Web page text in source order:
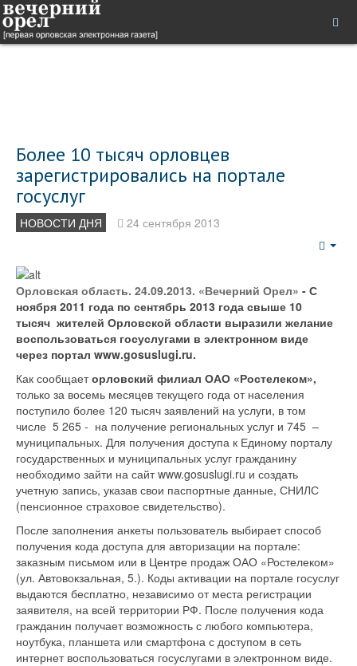
Более 10 тысяч орловцев
зарегистрировались на портале
госуслуг
НОВОСТИ ДНЯ 24 сентября 2013
Орловская область. 24.09.2013. «Вечерний Орел» - С
ноября 2011 года по сентябрь 2013 года свыше 10
тысяч жителей Орловской области выразили желание
воспользоваться госуслугами в электронном виде
через портал www.gosuslugi.ru.
Как сообщаеторловский филиал ОАО «Ростелеком»,
только за восемь месяцев текущего года от населения
поступило более 120 тысяч заявлений на услуги, в том
числе 5 265 - на получение региональных услуг и 745 –
муниципальных. Для получения доступа к Единому порталу
государственных и муниципальных услуг гражданину
необходимо зайти на сайт www.gosuslugi.ru и создать
учетную запись, указав свои паспортные данные, СНИЛС
(пенсионное страховое свидетельство).
После заполнения анкеты пользователь выбирает способ
получения кода доступа для авторизации на портале:
заказным письмом или в Центре продаж ОАО «Ростелеком»
(ул. Автовокзальная, 5.). Коды активации на портале госуслуг
выдаются бесплатно, независимо от места регистрации
заявителя, на всей территории РФ. После получения кода
гражданин получает возможность с любого компьютера,
ноутбука, планшета или смартфона с доступом в сеть
интернет воспользоваться госуслугами в электронном виде.